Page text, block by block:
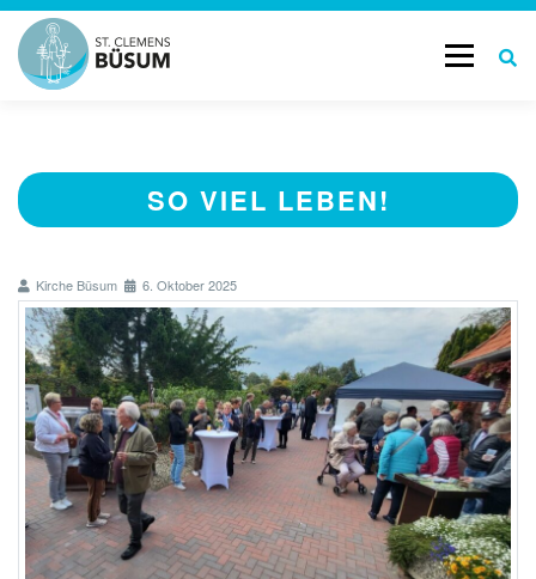
Menü
AKTUELL LEBENSBEGLEITUNG
GESCHICHTE KONTAKT
SO VIEL LEBEN!
Kirche Büsum 6. Oktober 2025